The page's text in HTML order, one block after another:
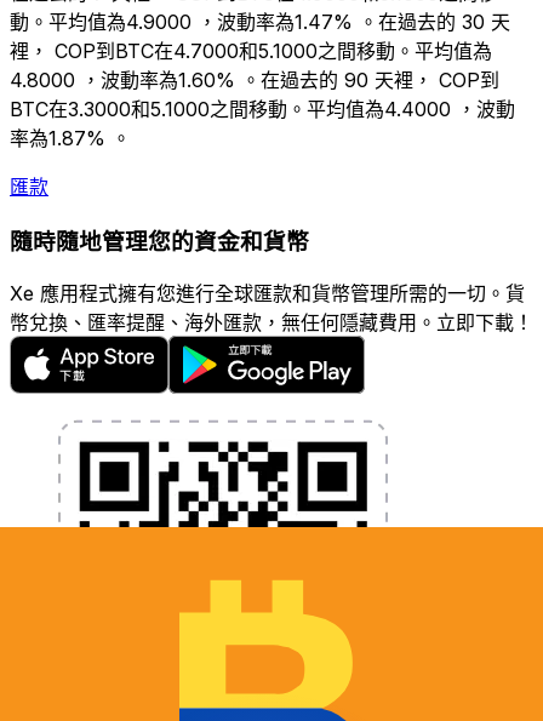
動。平均值為4.9000 ，波動率為1.47% 。在過去的 30 天
裡， COP到BTC在4.7000和5.1000之間移動。平均值為
4.8000 ，波動率為1.60% 。在過去的 90 天裡， COP到
BTC在3.3000和5.1000之間移動。平均值為4.4000 ，波動
率為1.87% 。
匯款
隨時隨地管理您的資金和貨幣
Xe 應用程式擁有您進行全球匯款和貨幣管理所需的一切。貨
幣兌換、匯率提醒、海外匯款，無任何隱藏費用。立即下載！